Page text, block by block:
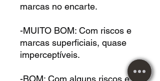
marcas no encarte.
-MUITO BOM: Com riscos e
marcas superficiais, quase
imperceptíveis.
-BOM: Com alguns riscos e